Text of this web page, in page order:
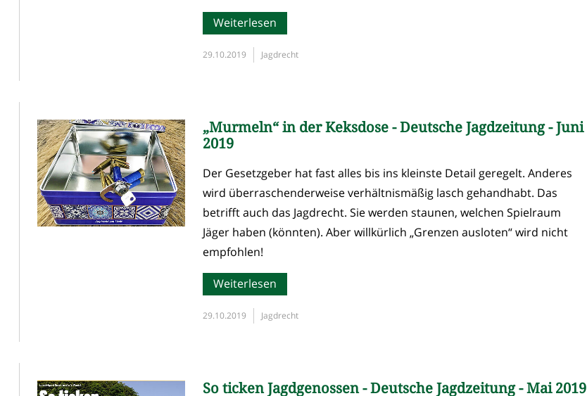
Weiterlesen
29.10.2019 Jagdrecht
„Murmeln“ in der Keksdose - Deutsche Jagdzeitung - Juni
2019
Der Gesetzgeber hat fast alles bis ins kleinste Detail geregelt. Anderes
wird überraschenderweise verhältnismäßig lasch gehandhabt. Das
betrifft auch das Jagdrecht. Sie werden staunen, welchen Spielraum
Jäger haben (könnten). Aber willkürlich „Grenzen ausloten“ wird nicht
empfohlen!
Weiterlesen
29.10.2019 Jagdrecht
So ticken Jagdgenossen - Deutsche Jagdzeitung - Mai 2019